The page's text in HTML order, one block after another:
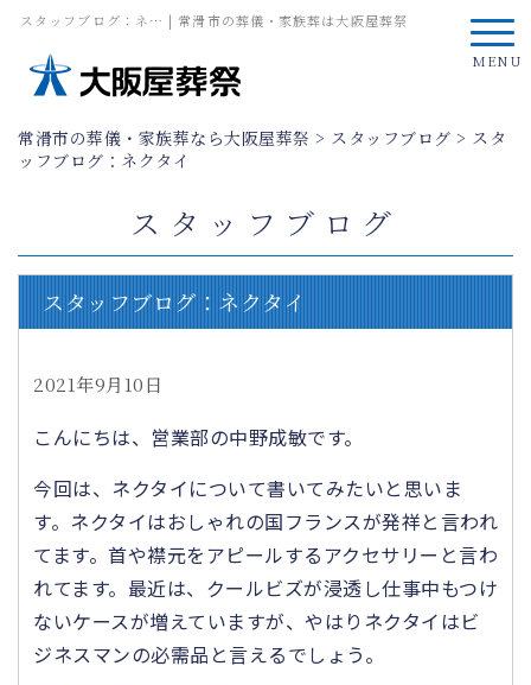
スタッフブログ：ネ… | 常滑市の葬儀・家族葬は大阪屋葬祭
MENU
常滑市の葬儀・家族葬なら大阪屋葬祭 > スタッフブログ > スタ
ッフブログ：ネクタイ
スタッフブログ
スタッフブログ：ネクタイ
2021年9月10日
こんにちは、営業部の中野成敏です。
今回は、ネクタイについて書いてみたいと思いま
す。ネクタイはおしゃれの国フランスが発祥と言われ
てます。首や襟元をアピールするアクセサリーと言わ
れてます。最近は、クールビズが浸透し仕事中もつけ
ないケースが増えていますが、やはりネクタイはビ
ジネスマンの必需品と言えるでしょう。